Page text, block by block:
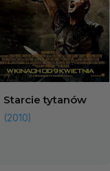
Starcie tytanów
(2010)